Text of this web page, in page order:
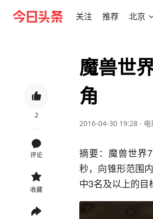
关注 推荐 北京
2
评论
收藏
魔兽世
角
2016-04-30 19:28 · 电
摘要：魔兽世界
秒，向锥形范围
中3名及以上的目